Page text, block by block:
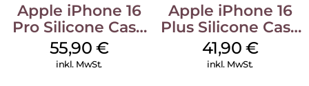
Apple iPhone 16
Pro Silicone Case
MagSafe Stone
Gray
55,90 €
inkl. MwSt.
Apple iPhone 16
Plus Silicone Case
MagSafe Stone
Gray
41,90 €
inkl. MwSt.